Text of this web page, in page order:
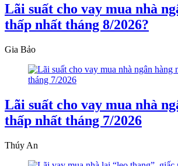
Lãi suất cho vay mua nhà
thấp nhất tháng 8/2026?
Gia Bảo
Lãi suất cho vay mua nhà
thấp nhất tháng 7/2026
Thúy An